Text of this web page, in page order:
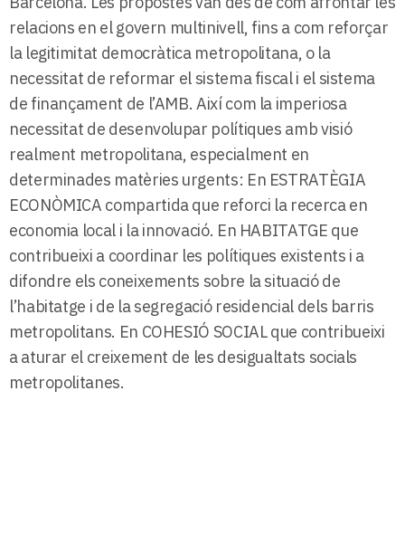
relacions en el govern multinivell, fins a com reforçar
la legitimitat democràtica metropolitana, o la
necessitat de reformar el sistema fiscal i el sistema
de finançament de l’AMB. Així com la imperiosa
necessitat de desenvolupar polítiques amb visió
realment metropolitana, especialment en
determinades matèries urgents: En ESTRATÈGIA
ECONÒMICA compartida que reforci la recerca en
economia local i la innovació. En HABITATGE que
contribueixi a coordinar les polítiques existents i a
difondre els coneixements sobre la situació de
l’habitatge i de la segregació residencial dels barris
metropolitans. En COHESIÓ SOCIAL que contribueixi
a aturar el creixement de les desigualtats socials
metropolitanes.